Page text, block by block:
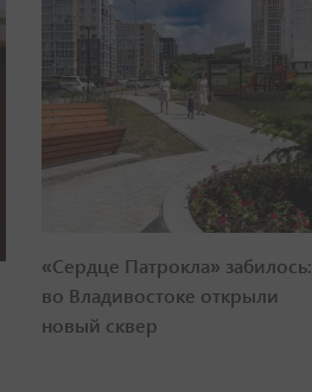
«Сердце Патрокла» забилось:
во Владивостоке открыли
новый сквер